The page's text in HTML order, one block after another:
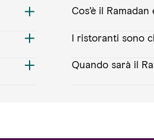
Cos’è il
I ristoranti sono
Quando sarà il